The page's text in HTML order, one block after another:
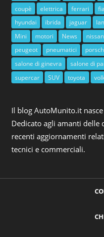
coupè
elettrica ferrari
hyundai
ibrida jaguar
Mini
motori News nissan
peugeot
pneumatici
salone di ginevra
salone di
supercar
SUV toyota
Il blog AutoMunito.it
Dedicato agli amanti
recenti aggiornamenti
tecnici e commerciali.